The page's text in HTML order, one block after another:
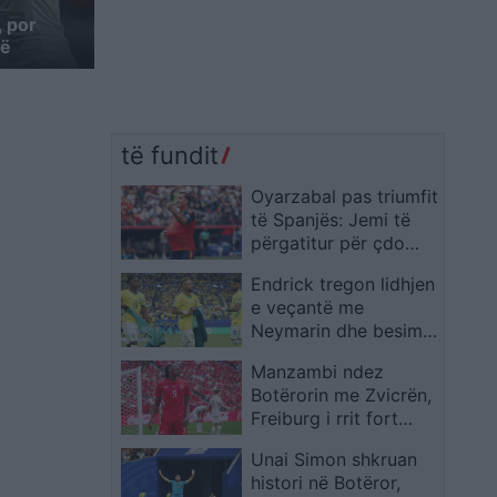
por
të fundit
Oyarzabal pas triumfit
të Spanjës: Jemi të
përgatitur për çdo
Endrick tregon lidhjen
e veçantë me
Neymarin dhe besimin
Manzambi ndez
Botërorin me Zvicrën,
Freiburg i rrit fort
Unai Simon shkruan
histori në Botëror,